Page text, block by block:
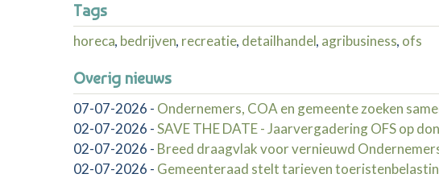
Tags
horeca, bedrijven, recreatie, detailhandel, agribusiness, ofs
Overig nieuws
07-07-2026 - Ondernemers, COA en gemeente zoeken
02-07-2026 -SAVE THE DATE - Jaarvergadering OFS op
02-07-2026 - Breed draagvlak voor vernieuwd
02-07-2026 - Gemeenteraad stelt tarieven